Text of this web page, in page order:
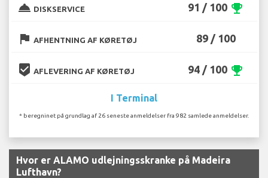
room_service DISKSERVICE 91 / 100 emoji_events
flag AFHENTNING AF KØRETØJ 89 / 100
beenhere AFLEVERING AF KØRETØJ 94 / 100 emoji_events
I Terminal
* beregninet på grundlag af 26 seneste anmeldelser fra 982 samlede anmeldelser.
Hvor er ALAMO udlejningsskranke på Madeira
Lufthavn?